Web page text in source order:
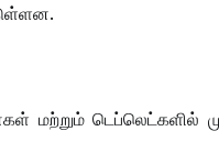
மற்றும் டெப்லெட்களில்